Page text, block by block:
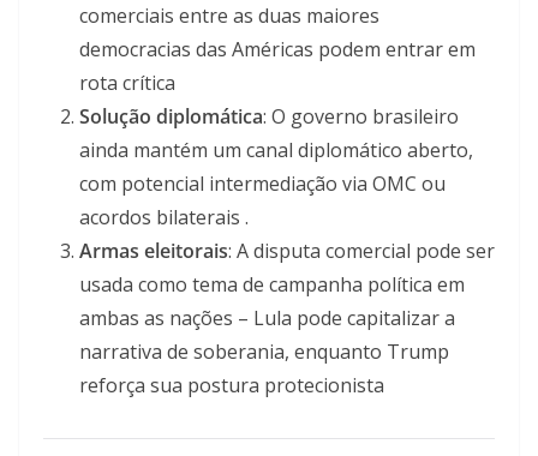
comerciais entre as duas maiores
democracias das Américas podem entrar em
rota crítica
Solução diplomática: O governo brasileiro
ainda mantém um canal diplomático aberto,
com potencial intermediação via OMC ou
acordos bilaterais .
Armas eleitorais: A disputa comercial pode ser
usada como tema de campanha política em
ambas as nações – Lula pode capitalizar a
narrativa de soberania, enquanto Trump
reforça sua postura protecionista